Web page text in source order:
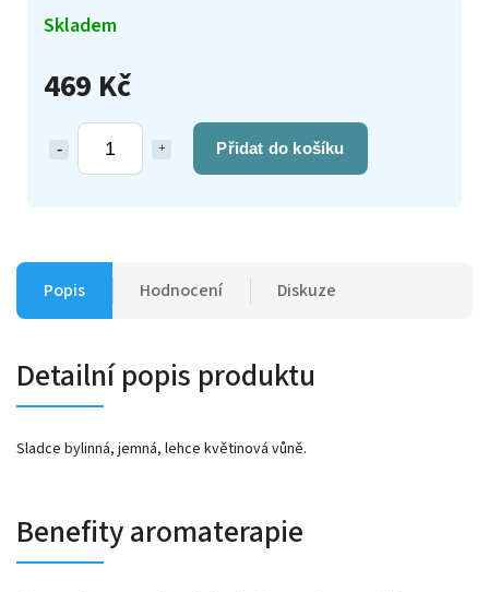
469 Kč
Přidat do košíku
Skladem
Popis Hodnocení Diskuze
Detailní popis produktu
Sladce bylinná, jemná, lehce květinová vůně.
Benefity aromaterapie